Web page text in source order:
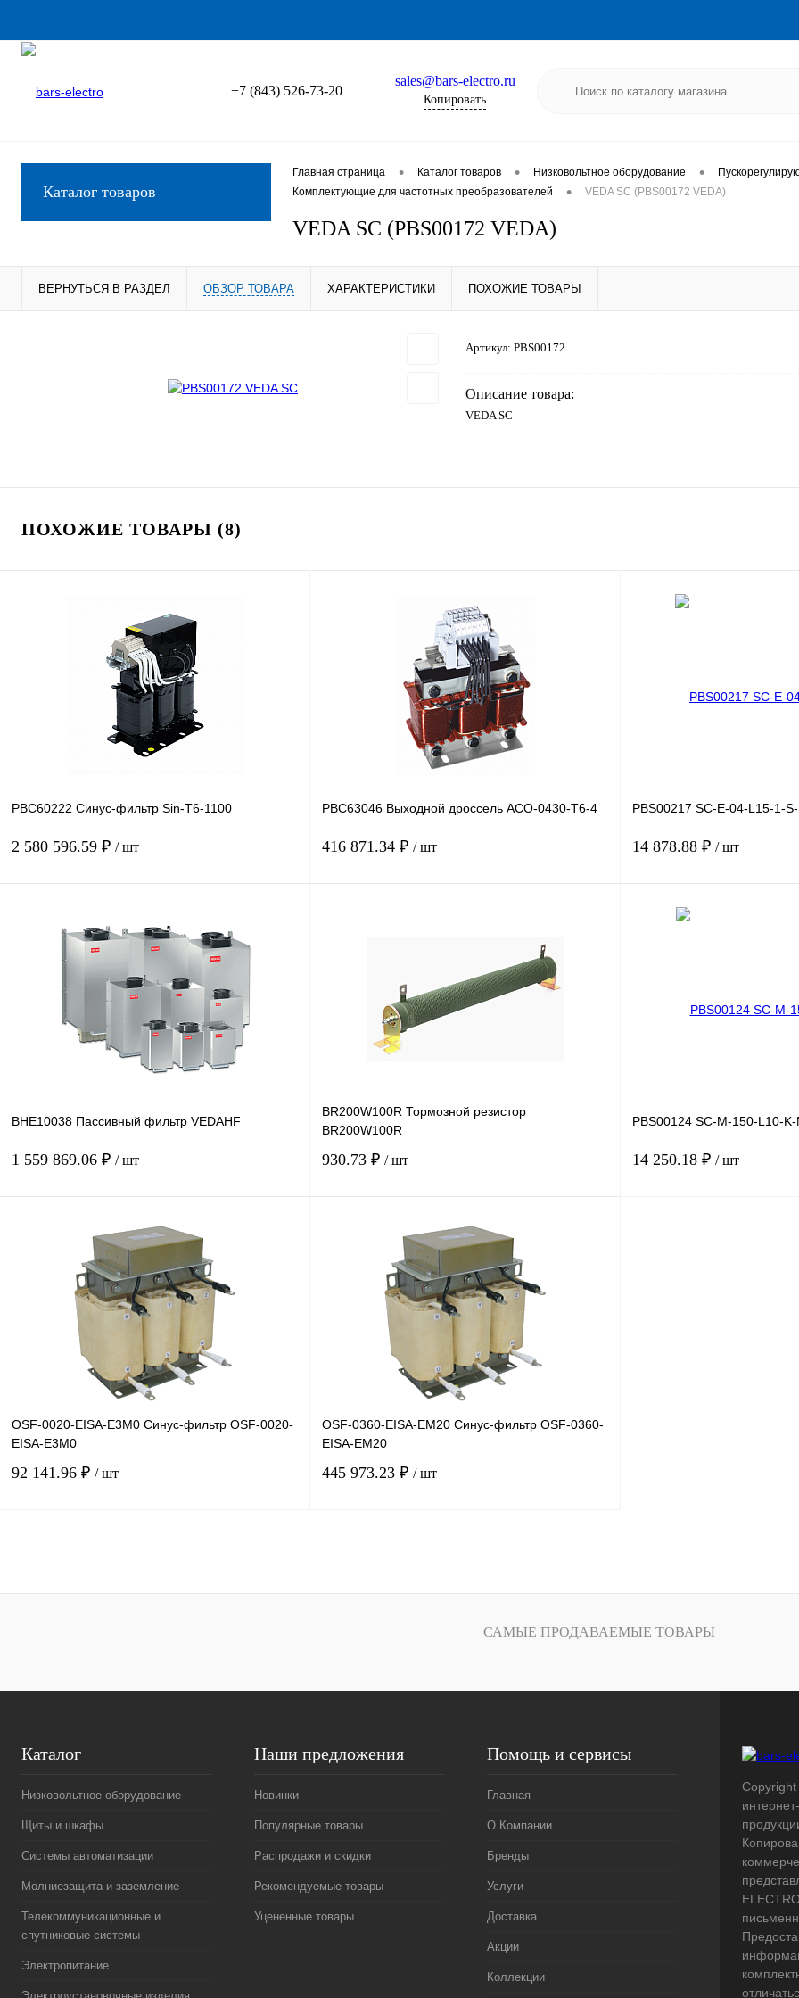
+7 (843) 526-73-20
sales@bars-electro.ru
Копировать
Каталог товаров
Главная страница • Каталог товаров • Низковольтное оборудование •
Комплектующие для частотных преобразователей • VEDA SC (PBS00172 VEDA)
VEDA SC (PBS00172 VEDA)
ВЕРНУТЬСЯ В РАЗДЕЛ ОБЗОР ТОВАРА ХАРАКТЕРИСТИКИ ПОХОЖИЕ ТОВАРЫ
Артикул: PBS00172
Описание товара:
VEDA SC
ПОХОЖИЕ ТОВАРЫ (8)
PBC60222 Синус-фильтр Sin-T6-1100
2 580 596.59 ₽ / шт
Купить в 1 клик
В избранное Под заказ
PBC63046 Выходной дроссель ACO-0430-T6-4
416 871.34 ₽ / шт
Сравнение
Под заказ
PBS00217 SC-E-04-L15-1-
14 878.88 ₽ / шт
BHE10038 Пассивный фильтр VEDAHF
1 559 869.06 ₽ / шт
В корзину
Купить в 1 клик Сравнение
В избранное Под заказ
BR200W100R Тормозной резистор
BR200W100R
930.73 ₽ / шт
В корзину
Купить в 1 клик Сравнение
В избранное Под заказ
PBS00124 SC-M-150-L10-K-
14 250.18 ₽ / шт
OSF-0020-EISA-E3M0 Синус-фильтр OSF-0020-
EISA-E3M0
92 141.96 ₽ / шт
Купить в 1 клик Сравнение
OSF-0360-EISA-EM20 Синус-фильтр OSF-0360-
EISA-EM20
445 973.23 ₽ / шт
Купить в 1 клик Сравнение
САМЫЕ ПРОДАВАЕМЫЕ ТОВАРЫ
Каталог
Низковольтное оборудование
Щиты и шкафы
Системы автоматизации
Молниезащита и заземление
Телекоммуникационные и
спутниковые системы
Электропитание
Наши предложения
Новинки
Популярные товары
Распродажи и скидки
Рекомендуемые товары
Уцененные товары
Помощь и сервисы
Главная
О Компании
Бренды
Услуги
Доставка
Акции
Коллекции